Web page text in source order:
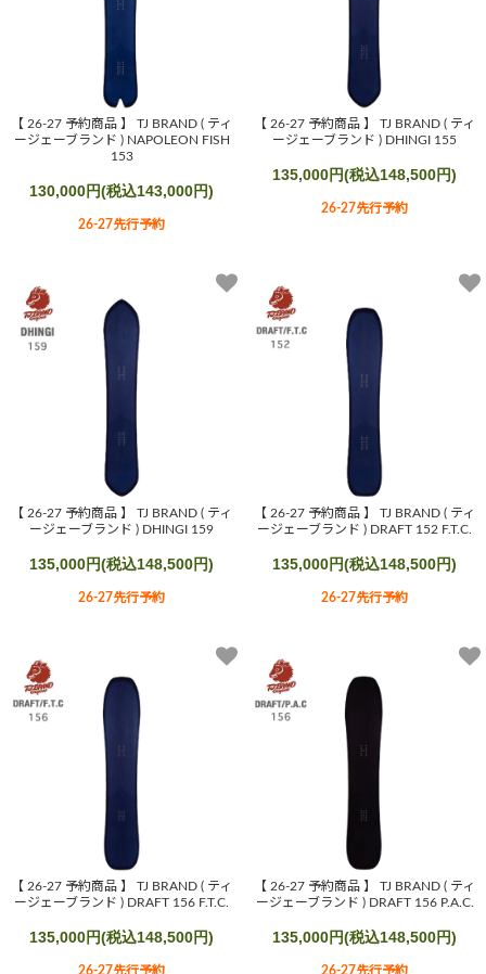
【 26-27 予約商品 】 TJ BRAND ( ティ
ージェーブランド ) NAPOLEON FISH
153
130,000円(税込143,000円)
26-27先行予約
【 26-27 予約商品 】 TJ BRAND ( ティ
ージェーブランド ) DHINGI 155
135,000円(税込148,500円)
26-27先行予約
【 26-27 予約商品 】 TJ BRAND ( ティ
ージェーブランド ) DHINGI 159
135,000円(税込148,500円)
26-27先行予約
【 26-27 予約商品 】 TJ BRAND ( ティ
ージェーブランド ) DRAFT 152 F.T.C.
135,000円(税込148,500円)
26-27先行予約
【 26-27 予約商品 】 TJ BRAND ( ティ
ージェーブランド ) DRAFT 156 F.T.C.
135,000円(税込148,500円)
26-27先行予約
【 26-27 予約商品 】 TJ BRAND ( ティ
ージェーブランド ) DRAFT 156 P.A.C.
135,000円(税込148,500円)
26-27先行予約